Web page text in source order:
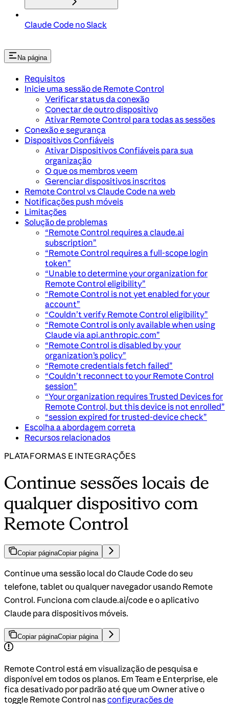
Claude Code no Slack
Na página
Requisitos
Inicie uma sessão de Remote Control
Verificar status da conexão
Conectar de outro dispositivo
Ativar Remote Control para todas as sessões
Conexão e segurança
Dispositivos Confiáveis
Ativar Dispositivos Confiáveis para sua
organização
O que os membros veem
Gerenciar dispositivos inscritos
Remote Control vs Claude Code na web
Notificações push móveis
Limitações
Solução de problemas
“Remote Control requires a claude.ai
subscription”
“Remote Control requires a full-scope login
token”
“Unable to determine your organization for
Remote Control eligibility”
“Remote Control is not yet enabled for your
account”
“Couldn’t verify Remote Control eligibility”
“Remote Control is only available when using
Claude via api.anthropic.com”
“Remote Control is disabled by your
organization’s policy”
“Remote credentials fetch failed”
“Couldn’t reconnect to your Remote Control
session”
“Your organization requires Trusted Devices for
Remote Control, but this device is not enrolled”
“session expired for trusted-device check”
Escolha a abordagem correta
Recursos relacionados
PLATAFORMAS E INTEGRAÇÕES
Continue sessões locais de
qualquer dispositivo com
Remote Control
Copiar páginaCopiar página
Continue uma sessão local do Claude Code do seu
telefone, tablet ou qualquer navegador usando Remote
Control. Funciona com claude.ai/code e o aplicativo
Claude para dispositivos móveis.
Copiar páginaCopiar página
Remote Control está em visualização de pesquisa e
disponível em todos os planos. Em Team e Enterprise, ele
fica desativado por padrão até que um Owner ative o
toggle Remote Control nasconfigurações de